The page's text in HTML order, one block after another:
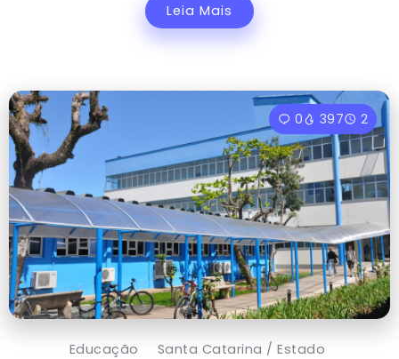
Leia Mais
0 397 2
Educação Santa Catarina / Estado